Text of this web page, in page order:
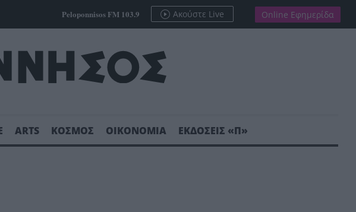
Peloponnisos FM 103.9 Ακούστε Live Online Εφημερίδα
ARTS ΚΟΣΜΟΣ ΟΙΚΟΝΟΜΙΑ ΕΚΔΟΣΕΙΣ «Π»